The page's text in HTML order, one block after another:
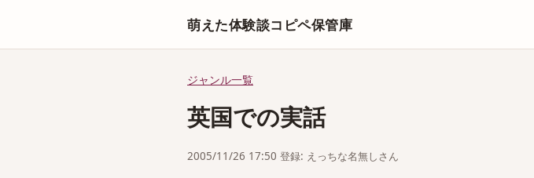
萌えた体験談コピペ保管庫
ジャンル一覧
英国での実話
2005/11/26 17:50 登録: えっちな名無しさん